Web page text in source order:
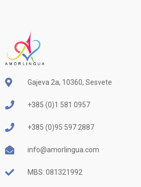
Gajeva 2a, 10360, Sesvete
+385 (0)1 581 0957
+385 (0)95 597 2887
info@amorlingua.com
MBS: 081321992